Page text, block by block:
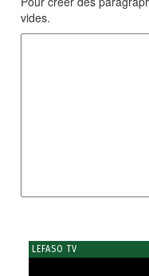
vides.
LEFASO TV